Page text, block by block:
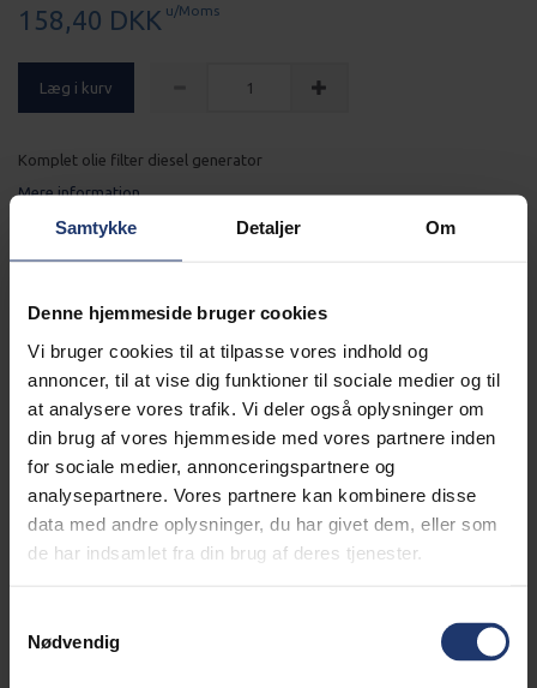
Samtykke Detaljer Om
Denne hjemmeside bruger cookies
Vi bruger cookies til at tilpasse vores indhold og
annoncer, til at vise dig funktioner til sociale medier og til
at analysere vores trafik. Vi deler også oplysninger om
din brug af vores hjemmeside med vores partnere inden
for sociale medier, annonceringspartnere og
analysepartnere. Vores partnere kan kombinere disse
data med andre oplysninger, du har givet dem, eller som
de har indsamlet fra din brug af deres tjenester.
Nødvendig
158,40 DKK u/Moms
Læg i kurv
Komplet olie filter diesel generator
Mere information
Generator altid klargjort
Læs mere
BESKRIVELSE